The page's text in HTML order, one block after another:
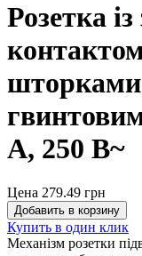
Розетка
шторками
А, 250 В~
Цена 279.49 грн
Добавить в корзину
Купить в один клик
Механізм розетки